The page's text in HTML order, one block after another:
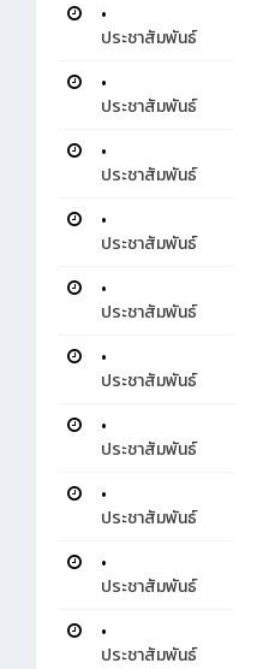
•
ประชาสัมพันธ์
•
ประชาสัมพันธ์
•
ประชาสัมพันธ์
•
ประชาสัมพันธ์
•
ประชาสัมพันธ์
•
ประชาสัมพันธ์
•
ประชาสัมพันธ์
•
ประชาสัมพันธ์
•
ประชาสัมพันธ์
•
ประชาสัมพันธ์